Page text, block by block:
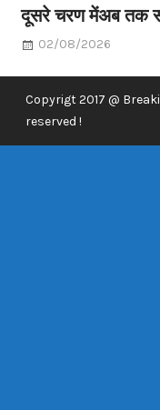
दूसरे चरण मेंअब तक
02/08/2026
Copyrigt 2017 @
reserved !